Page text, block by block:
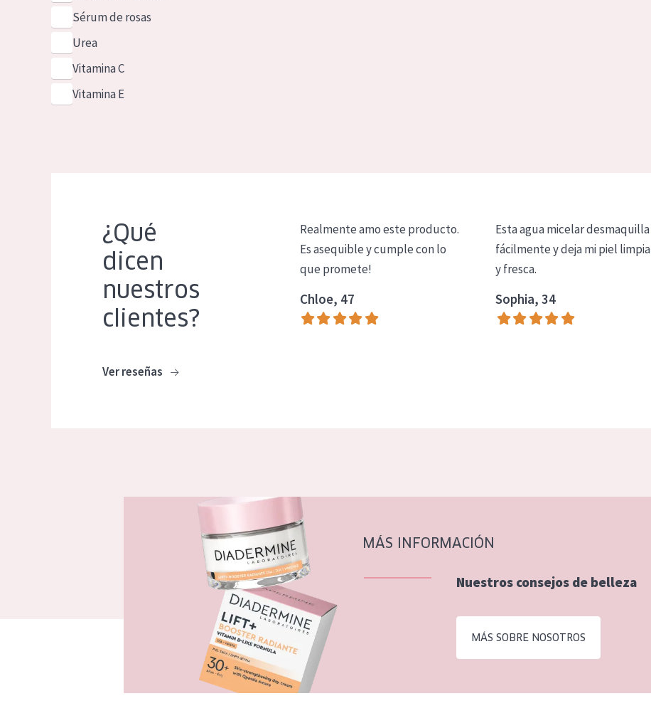
Sérum de rosas
Urea
Vitamina C
Vitamina E
¿Qué
dicen
nuestros
clientes?
Ver reseñas
Realmente amo este producto.
Es asequible y cumple con lo
que promete!
Chloe, 47
Esta agua micelar desmaquilla
fácilmente y deja mi piel limpia
y fresca.
Sophia, 34
MÁS INFORMACIÓN
Nuestros consejos de belleza
MÁS SOBRE NOSOTROS